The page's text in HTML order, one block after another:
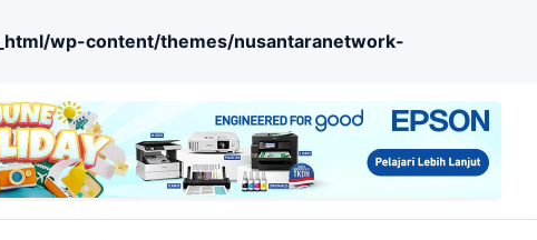
wp-content/themes/nusantaranetwork-